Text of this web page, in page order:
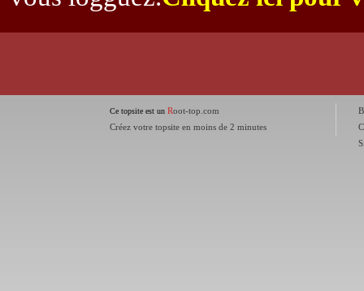
Ce topsite est un Root-top.com
Créez votre topsite en moins de 2 minutes